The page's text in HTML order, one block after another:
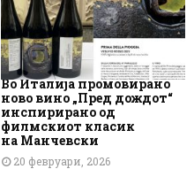
Во Италија промовирано
ново вино „Пред дождот“
инспирирано од
филмскиот класик
на Манчевски
20 февруари, 2026